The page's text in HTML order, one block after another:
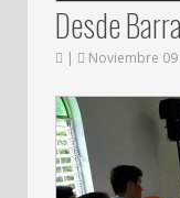
Desde
| Noviembre 09